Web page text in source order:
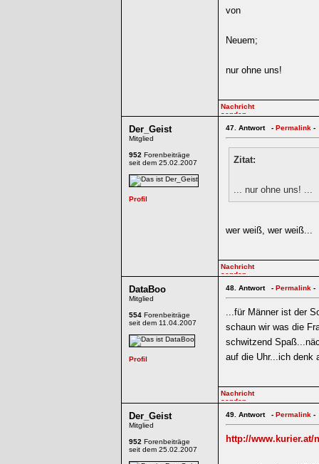
von
Neuem;
nur ohne uns!
Der_Geist
Mitglied
952 Forenbeiträge
seit dem 25.02.2007
47. Antwort - Permalink -
Zitat:
... nur ohne uns! ...
wer weiß, wer weiß...
DataBoo
Mitglied
554 Forenbeiträge
seit dem 11.04.2007
48. Antwort - Permalink -
...für Männer ist der
schaun wir was die
schwitzend
auf die Uhr...ich denk
Der_Geist
Mitglied
952 Forenbeiträge
seit dem 25.02.2007
49. Antwort - Permalink -
http://www.kurier.at/